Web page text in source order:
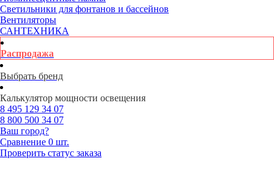
Светильники для фонтанов и бассейнов
Вентиляторы
САНТЕХНИКА
Распродажа
Выбрать бренд
Калькулятор мощности освещения
8 495 129 34 07
8 800 500 34 07
Ваш город?
Сравнение 0 шт.
Проверить статус заказа